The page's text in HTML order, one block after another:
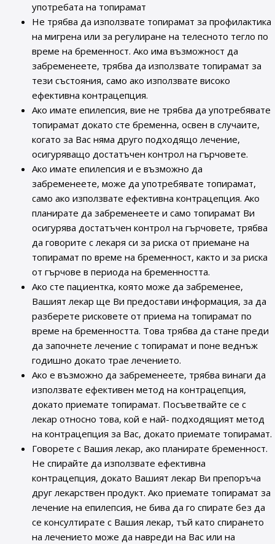
употребата на топирамат
Не трябва да използвате топирамат за профилактика
на мигрена или за регулиране на телесното тегло по
време на бременност. Ако има възможност да
забременеете, трябва да използвате топирамат за
тези състояния, само ако използвате високо
ефективна контрацепция.
Ако имате епилепсия, вие не трябва да употребявате
топирамат докато сте бременна, освен в случаите,
когато за Вас няма друго подходящо лечение,
осигуряващо достатъчен контрол на гърчовете.
Ако имате епилепсия и е възможно да
забременеете, може да употребявате топирамат,
само ако използвате ефективна контрацепция. Ако
планирате да забременеете и само топирамат Ви
осигурява достатъчен контрол на гърчовете, трябва
да говорите с лекаря си за риска от приемане на
топирамат по време на бременност, както и за риска
от гърчове в периода на бременността.
Ако сте пациентка, която може да забременее,
Вашият лекар ще Ви предостави информация, за да
разберете рисковете от приема на топирамат по
време на бременността. Това трябва да стане преди
да започнете лечение с топирамат и поне веднъж
годишно докато трае лечението.
Ако е възможно да забременеете, трябва винаги да
използвате ефективен метод на контрацепция,
докато приемате топирамат. Посъветвайте се с
лекар относно това, кой е най- подходящият метод
на контрацепция за Вас, докато приемате топирамат.
Говорете с Вашия лекар, ако планирате бременност.
Не спирайте да използвате ефективна
контрацепция, докато Вашият лекар Ви препоръча
друг лекарствен продукт. Ако приемате топирамат за
лечение на епилепсия, не бива да го спирате без да
се консултирате с Вашия лекар, тъй като спирането
на лечението може да навреди на Вас или на